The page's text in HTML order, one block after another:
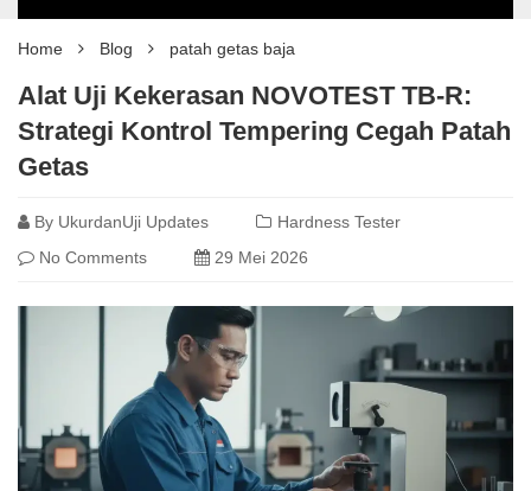
Home Blog patah getas baja
Alat Uji Kekerasan NOVOTEST TB-R:
Strategi Kontrol Tempering Cegah Patah
Getas
By UkurdanUji Updates
Hardness Tester
No Comments
29 Mei 2026